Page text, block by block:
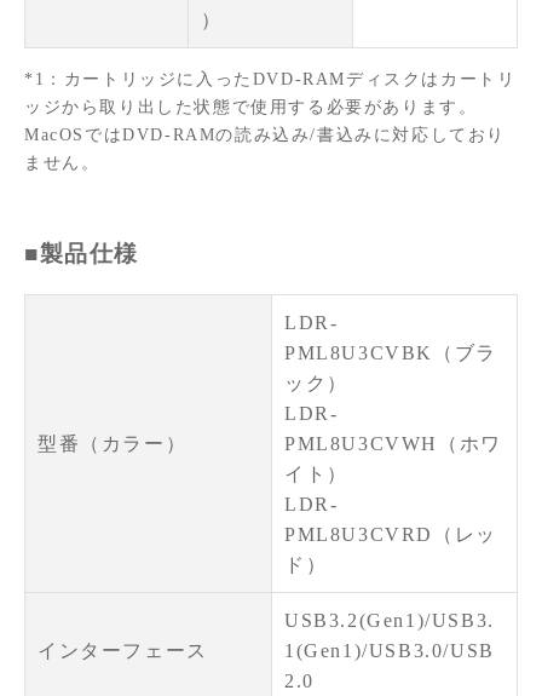
）
*1：カートリッジに入ったDVD-RAMディスクはカートリ
ッジから取り出した状態で使用する必要があります。
MacOSではDVD-RAMの読み込み/書込みに対応しており
ません。
■製品仕様
型番（カラー）
LDR-
PML8U3CVBK（ブラ
ック）
LDR-
PML8U3CVWH（ホワ
イト）
LDR-
PML8U3CVRD（レッ
ド）
インターフェース
USB3.2(Gen1)/USB3.
1(Gen1)/USB3.0/USB
2.0